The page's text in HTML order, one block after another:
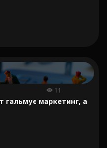
11
гальмує маркетинг, а